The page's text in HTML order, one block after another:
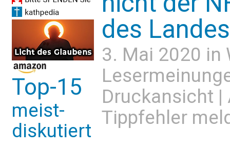
Top-15
meist-
diskutiert
des Landes
3. Mai 2020 in
Druckansicht |
Tippfehler